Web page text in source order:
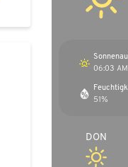
06:03 AM
51%
DON